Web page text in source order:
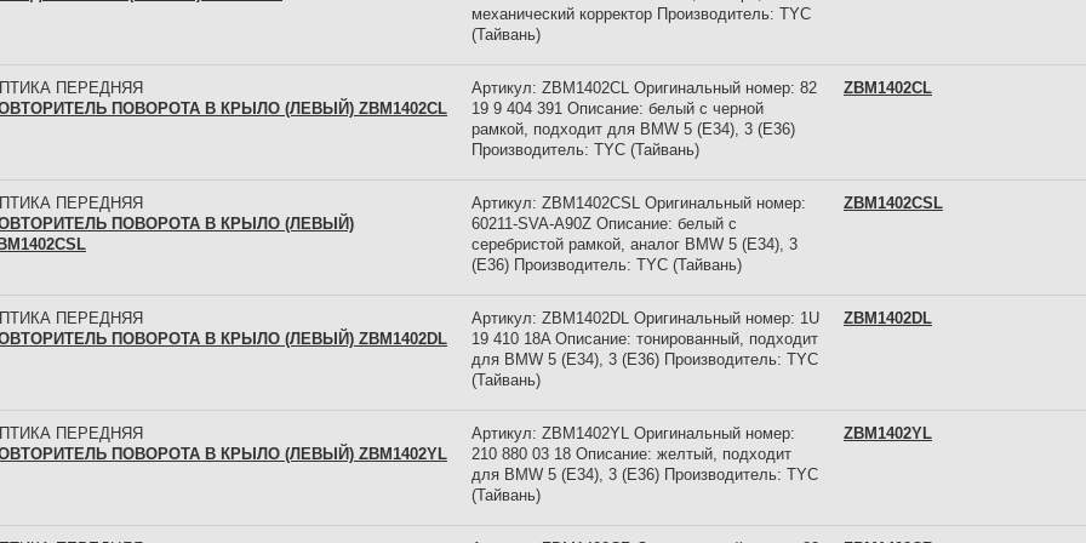
механический корректор Производитель: TYC
(Тайвань)
ПЕРЕДНЯЯ
ПОВОРОТА В КРЫЛО (ЛЕВЫЙ) ZBM1402CL
Артикул: ZBM1402CL Оригинальный номер: 82
19 9 404 391 Описание: белый с черной
рамкой, подходит для BMW 5 (E34), 3 (E36)
Производитель: TYC (Тайвань)
ZBM1402CL
ПЕРЕДНЯЯ
ПОВОРОТА В КРЫЛО (ЛЕВЫЙ)
Артикул: ZBM1402CSL Оригинальный номер:
60211-SVA-A90Z Описание: белый с
серебристой рамкой, аналог BMW 5 (E34), 3
(E36) Производитель: TYC (Тайвань)
ZBM1402CSL
ПЕРЕДНЯЯ
ПОВОРОТА В КРЫЛО (ЛЕВЫЙ) ZBM1402DL
Артикул: ZBM1402DL Оригинальный номер: 1U
19 410 18A Описание: тонированный, подходит
для BMW 5 (E34), 3 (E36) Производитель: TYC
(Тайвань)
ZBM1402DL
ПЕРЕДНЯЯ
ПОВОРОТА В КРЫЛО (ЛЕВЫЙ) ZBM1402YL
Артикул: ZBM1402YL Оригинальный номер:
210 880 03 18 Описание: желтый, подходит
для BMW 5 (E34), 3 (E36) Производитель: TYC
(Тайвань)
ZBM1402YL